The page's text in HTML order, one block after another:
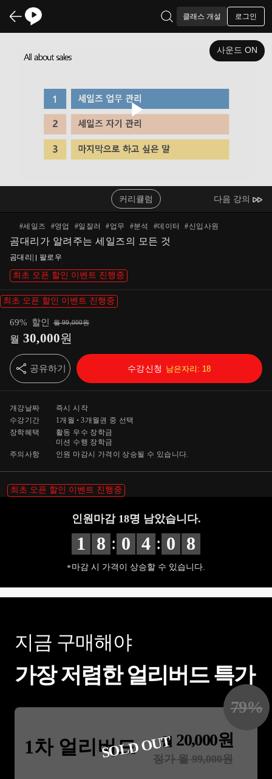
클래스 개설 로그인
Play
Video
사운드 ON
커리큘럼 다음 강의
#세일즈 #영업 #일잘러 #업무 #분석 #데이터 #신입사원
곰대리가 알려주는 세일즈의 모든 것
곰대리 팔로우
최초 오픈 할인 이벤트 진행중
최초 오픈 할인 이벤트 진행중
69% 할인 월99,000원
월 30,000원
공유하기 수강신청 남은자리: 18
개강날짜
즉시 시작
수강기간
1개월 3개월 권 중 선택
장학혜택
활동 우수 장학금
미션 수행 장학금
주의사항
인원 마감시 가격이 상승될 수 있습니다.
최초 오픈 할인 이벤트 진행중
인원마감 18명 남았습니다.
1 8 : 0 4 : 0 7
마감 시 가격이 상승할 수 있습니다.
지금 구매해야
가장 저렴한 얼리버드 특가
1차 얼리버드 월 20,000원
정가 월99,000원
79%
SOLD OUT